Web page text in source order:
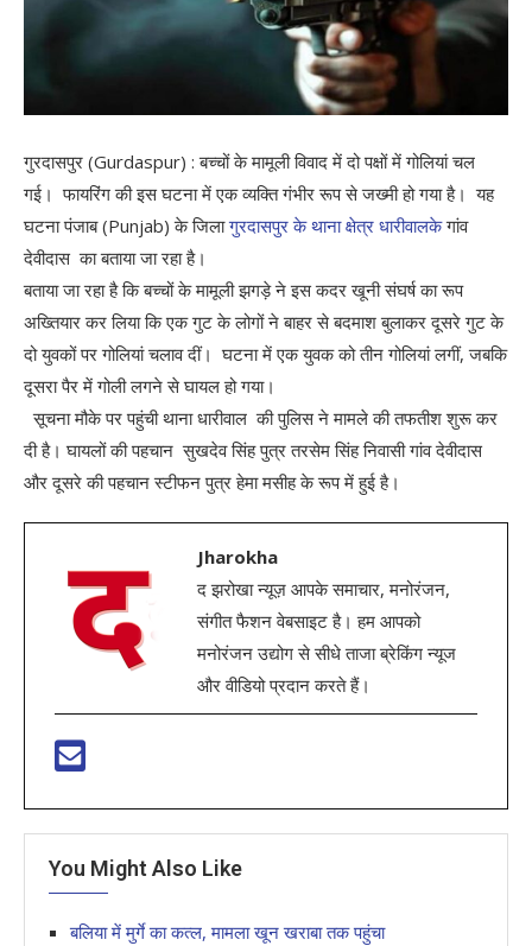
गुरदासपुर (Gurdaspur) : बच्चों के मामूली विवाद में दो पक्षों में गोलियां चल
गई। फायरिंग की इस घटना में एक व्यक्ति गंभीर रूप से जख्मी हो गया है। यह
घटना पंजाब (Punjab) के जिलागुरदासपुर के थाना क्षेत्र धारीवालकेगांव
देवीदास का बताया जा रहा है।
बताया जा रहा है कि बच्चों के मामूली झगड़े ने इस कदर खूनी संघर्ष का रूप
अख्तियार कर लिया कि एक गुट के लोगों ने बाहर से बदमाश बुलाकर दूसरे गुट के
दो युवकों पर गोलियां चलाव दीं। घटना में एक युवक को तीन गोलियां लगीं, जबकि
दूसरा पैर में गोली लगने से घायल हो गया।
सूचना मौके पर पहुंची थाना धारीवाल की पुलिस ने मामले की तफतीश शुरू कर
दी है। घायलों की पहचान सुखदेव सिंह पुत्र तरसेम सिंह निवासी गांव देवीदास
और दूसरे की पहचान स्टीफन पुत्र हेमा मसीह के रूप में हुई है।
Jharokha
द झरोखा न्यूज़ आपके समाचार, मनोरंजन,
संगीत फैशन वेबसाइट है। हम आपको
मनोरंजन उद्योग से सीधे ताजा ब्रेकिंग न्यूज
और वीडियो प्रदान करते हैं।
You Might Also Like
बलिया में मुर्गे का कत्ल, मामला खून खराबा तक पहुंचा